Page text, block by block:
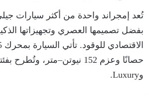
تُعد إمجراند واحدة من أكثر سيارات
بفضل تصميمها العصري وتجهيزاتها
وLuxury.